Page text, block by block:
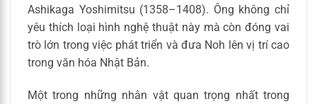
Ashikaga Yoshimitsu (1358–1408). Ông không chỉ
yêu thích loại hình nghệ thuật này mà còn đóng vai
trò lớn trong việc phát triển và đưa Noh lên vị trí cao
trong văn hóa Nhật Bản.
Một trong những nhân vật quan trọng nhất trong